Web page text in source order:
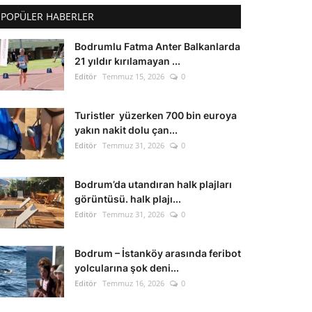
POPÜLER HABERLER
Bodrumlu Fatma Anter Balkanlarda
21 yıldır kırılamayan ...
Editör Temmuz 15, 2026 0
Turistler yüzerken 700 bin euroya
yakın nakit dolu çan...
Editör Temmuz 31, 2026 0
Bodrum’da utandıran halk plajları
görüntüsü. halk plajı...
Editör Temmuz 31, 2026 0
Bodrum – İstanköy arasında feribot
yolcularına şok deni...
Editör Temmuz 16, 2026 0